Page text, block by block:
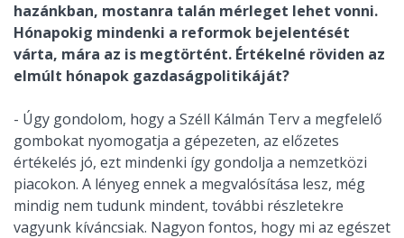
hazánkban, mostanra talán mérleget lehet vonni.
Hónapokig mindenki a reformok bejelentését
várta, mára az is megtörtént. Értékelné röviden az
elmúlt hónapok gazdaságpolitikáját?
- Úgy gondolom, hogy a Széll Kálmán Terv a megfelelő
gombokat nyomogatja a gépezeten, az előzetes
értékelés jó, ezt mindenki így gondolja a nemzetközi
piacokon. A lényeg ennek a megvalósítása lesz, még
mindig nem tudunk mindent, további részletekre
vagyunk kíváncsiak. Nagyon fontos, hogy mi az egészet